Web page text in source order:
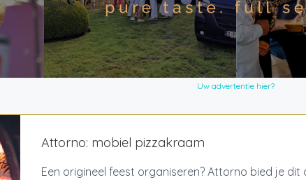
Uw advertentie hier?
Attorno: mobiel pizzakraam
Een origineel feest organiseren? Attorno bied je dit